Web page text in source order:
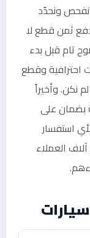
نفحص ونحدّد
ثمن قطع لا
تام قبل بدء
احترافية وقطع
نكن. وأخيراً
بضمان على
استفسار
العملاء